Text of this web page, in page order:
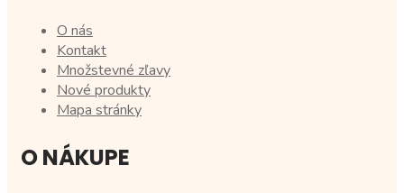
O nás
Kontakt
Množstevné zľavy
Nové produkty
Mapa stránky
O NÁKUPE